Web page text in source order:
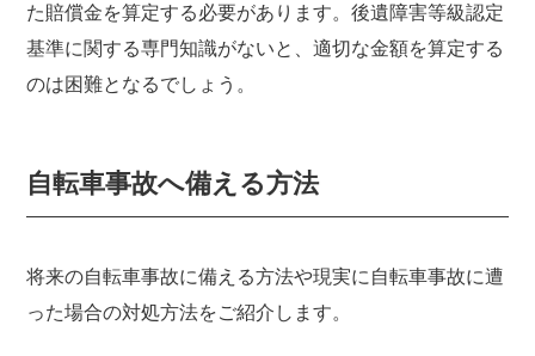
た賠償金を算定する必要があります。後遺障害等級認定
基準に関する専門知識がないと、適切な金額を算定する
のは困難となるでしょう。
自転車事故へ備える方法
将来の自転車事故に備える方法や現実に自転車事故に遭
った場合の対処方法をご紹介します。